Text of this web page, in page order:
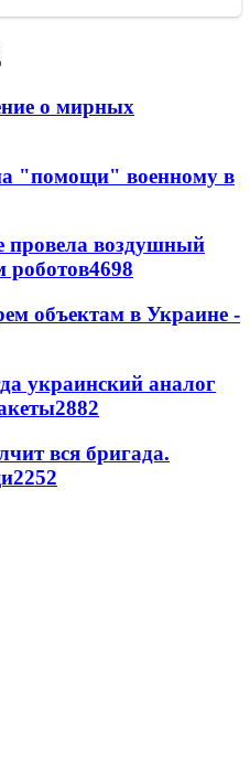
о мирных
"помощи" военному в
провела воздушный
роботов4698
объектам в Украине -
украинский аналог
2882
вся бригада.
2252